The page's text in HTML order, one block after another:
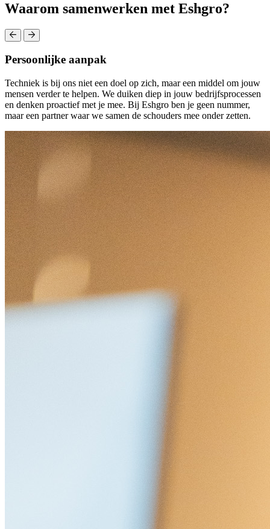
Waarom samenwerken met Eshgro?
Persoonlijke aanpak
Techniek is bij ons niet een doel op zich, maar een middel om jouw
mensen verder te helpen. We duiken diep in jouw bedrijfsprocessen
en denken proactief met je mee. Bij Eshgro ben je geen nummer,
maar een partner waar we samen de schouders mee onder zetten.